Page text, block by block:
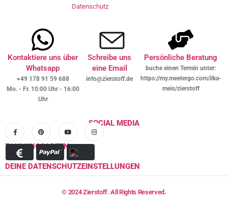
Datenschutz
Kontaktiere uns über
Whatsapp
+49 178 91 59 688
Mo. - Fr. 10:00 Uhr - 16:00
Uhr
Schreibe uns
eine Email
info@zierstoff.de
Persönliche Beratung
buche einen Termin unter:
https://my.meetergo.com/ilka-
meis/zierstoff
SOCIAL MEDIA
ZAHLUNGSARTEN
DEINE DATENSCHUTZEINSTELLUNGEN
© 2024 Zierstoff. All Rights Reserved.